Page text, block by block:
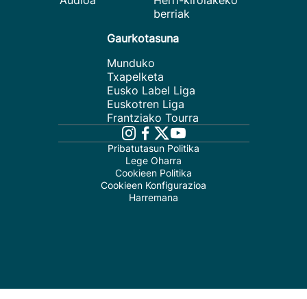
berriak
Gaurkotasuna
Munduko
Txapelketa
Eusko Label Liga
Euskotren Liga
Frantziako Tourra
Pribatutasun Politika
Lege Oharra
Cookieen Politika
Cookieen Konfigurazioa
Harremana